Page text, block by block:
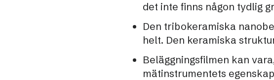
det inte finns någon tydlig
Den tribokeramiska
helt. Den keramiska
Beläggningsfilmen kan
mätinstrumentets